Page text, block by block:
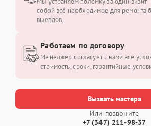
Вызвать мастера
Или позвоните
+7 (347) 211-98-37
собой всё необходимое для ремонта
выездов.
Работаем по договору
Менеджер согласует с вами все
стоимость, сроки, гарантийные